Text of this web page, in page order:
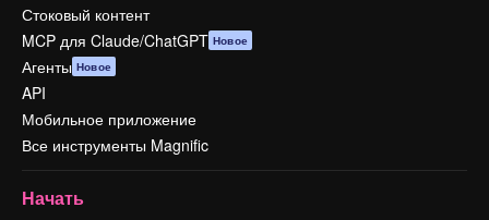
Стоковый контент
MCP для Claude/ChatGPT Новое
Агенты Новое
API
Мобильное приложение
Все инструменты Magnific
Начать